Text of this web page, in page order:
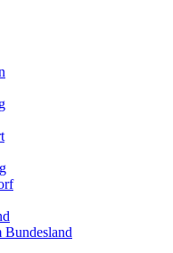
Bundesland